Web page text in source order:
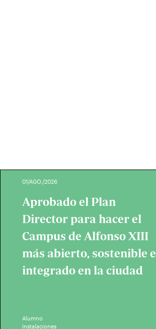
01/AGO./2026
Aprobado el Plan
Director para hacer el
Campus de Alfonso XIII
más abierto, sostenible e
integrado en la ciudad
Alumno
Instalaciones